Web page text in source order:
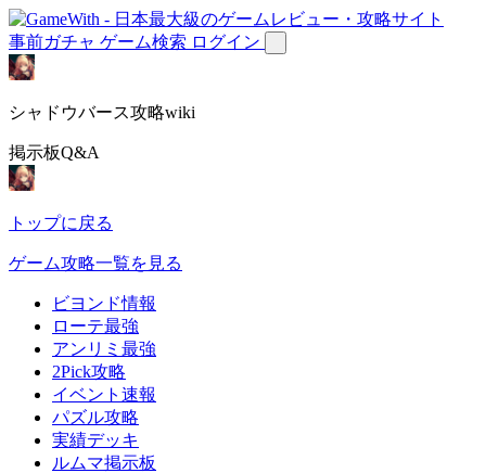
事前ガチャ ゲーム検索 ログイン
シャドウバース攻略wiki
掲示板Q&A
トップに戻る
ゲーム攻略一覧を見る
ビヨンド情報
ローテ最強
アンリミ最強
2Pick攻略
イベント速報
パズル攻略
実績デッキ
ルムマ掲示板